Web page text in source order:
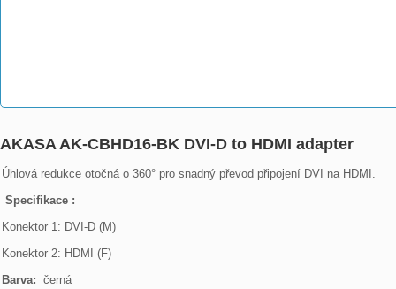
AKASA AK-CBHD16-BK DVI-D to HDMI adapter
Úhlová redukce otočná o 360° pro snadný převod připojení DVI na HDMI.
Specifikace :
Konektor 1: DVI-D (M)
Konektor 2: HDMI (F)
Barva: černá